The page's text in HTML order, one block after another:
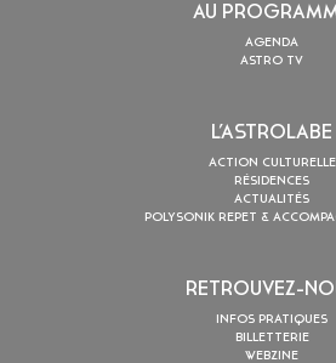
AU
AGENDA
ASTRO TV
L’ASTROLABE
ACTION CULTURELLE
RÉSIDENCES
ACTUALITÉS
POLYSONIK REPET &
RETROUVEZ-
INFOS PRATIQUES
BILLETTERIE
WEBZINE